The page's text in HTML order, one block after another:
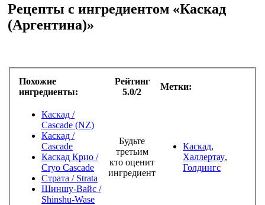
Рецепты с ингредиентом «Каскад
(Аргентина)»
Похожие
ингредиенты:
Рейтинг
5.0/2
Метки:
Каскад /
Cascade (NZ)
Каскад /
Cascade
Каскад Крио /
Cryo Cascade
Страта / Strata
Шиншу-Вайс /
Shinshu-Wase
Будьте
третьим
кто оценит
ингредиент
Каскад,
Халлертау,
Голдингс